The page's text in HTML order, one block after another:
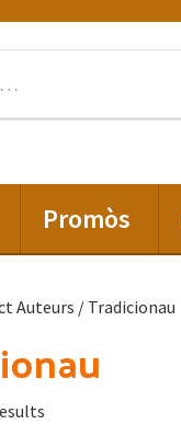
:
Promòs
Auteurs / Tradicionau